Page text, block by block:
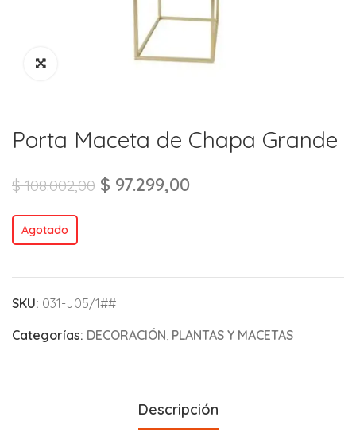
Porta Maceta de Chapa Grande
$108.002,00 $ 97.299,00
Agotado
SKU: 031-J05/1##
Categorías: DECORACIÓN PLANTAS Y MACETAS
Descripción